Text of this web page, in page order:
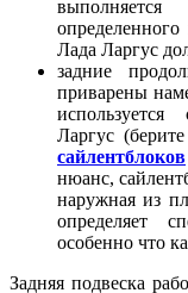
Лада Ларгус
задние
приварены
Ларгус
сайлентблоков
нюанс,
наружная из
определяет
особенно что
Задняя подвеска